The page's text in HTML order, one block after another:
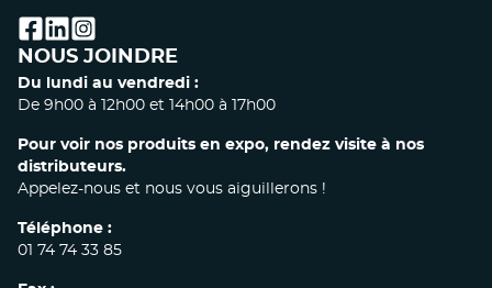
facebook
linkedin
instagram
NOUS JOINDRE
Du lundi au vendredi :
De 9h00 à 12h00 et 14h00 à 17h00
Pour voir nos produits en expo, rendez visite à nos
distributeurs.
Appelez-nous et nous vous aiguillerons !
Téléphone :
01 74 74 33 85